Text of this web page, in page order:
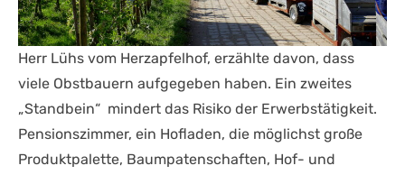
Herr Lühs vom Herzapfelhof, erzählte davon, dass
viele Obstbauern aufgegeben haben. Ein zweites
„Standbein“ mindert das Risiko der Erwerbstätigkeit.
Pensionszimmer, ein Hofladen, die möglichst große
Produktpalette, Baumpatenschaften, Hof- und